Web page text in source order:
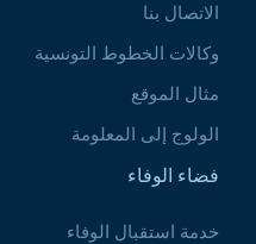
الاتصال بنا
وكالات الخطوط التونسية
مثال الموقع
الولوج إلى المعلومة
فضاء الوفاء
خدمة استقبال الوفاء